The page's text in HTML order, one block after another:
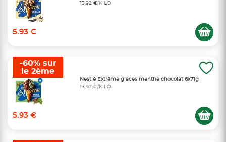
13,92 €/KILO
5.93 €
Nestlé Extrême glaces menthe chocolat 6x71g
13,92 €/KILO
5.93 €
-60% sur
le 2ème